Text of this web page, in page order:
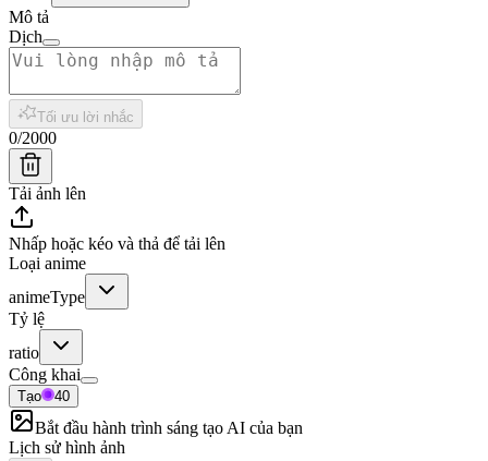
Mô tả
Dịch
Tối ưu lời nhắc
0/2000
Tải ảnh lên
Nhấp hoặc kéo và thả để tải lên
Loại anime
animeType
Tỷ lệ
ratio
Công khai
Tạo 40
Bắt đầu hành trình sáng tạo AI của bạn
Lịch sử hình ảnh